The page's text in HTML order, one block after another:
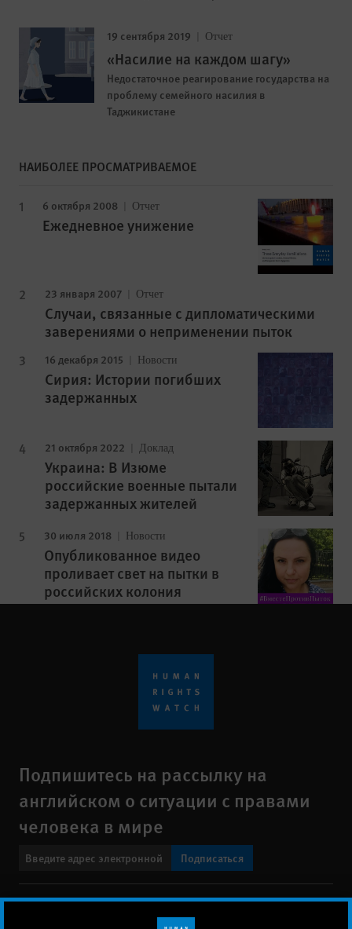
19 сентября 2019 Отчет
«Насилие на каждом шагу»
Недостаточное реагирование государства на
проблему семейного насилия в
Таджикистане
НАИБОЛЕЕ ПРОСМАТРИВАЕМОЕ
6 октября 2008 Отчет
Ежедневное унижение
23 января 2007 Отчет
Случаи, связанные с дипломатическими
заверениями о неприменении пыток
16 декабря 2015 Новости
Сирия: Истории погибших
задержанных
21 октября 2022 Доклад
Украина: В Изюме
российские военные пытали
задержанных жителей
30 июля 2018 Новости
Опубликованное видео
проливает свет на пытки в
российских колония
Подпишитесь на рассылку на
английском о ситуации с правами
человека в мире
Подписаться
Свяжитесь с нами